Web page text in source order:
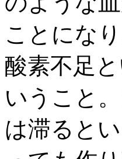
ことになり
酸素不足
いうこと
は滞ると